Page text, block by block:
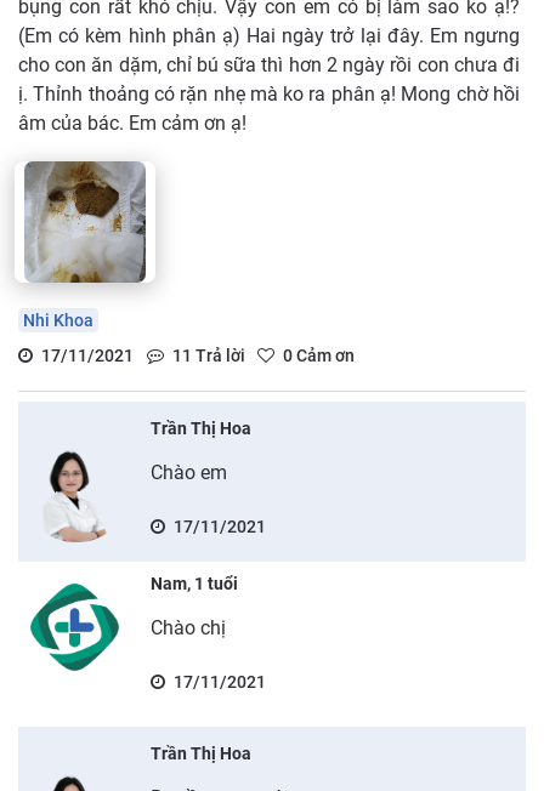
bụng con rất khó chịu. Vậy con em có bị làm sao ko ạ!?
(Em có kèm hình phân ạ) Hai ngày trở lại đây. Em ngưng
cho con ăn dặm, chỉ bú sữa thì hơn 2 ngày rồi con chưa đi
ị. Thỉnh thoảng có rặn nhẹ mà ko ra phân ạ! Mong chờ hồi
âm của bác. Em cảm ơn ạ!
Nhi Khoa
17/11/2021
11 Trả lời 0Cảm ơn
Trần Thị Hoa
Chào em
17/11/2021
Nam, 1 tuổi
Chào chị
17/11/2021
Trần Thị Hoa